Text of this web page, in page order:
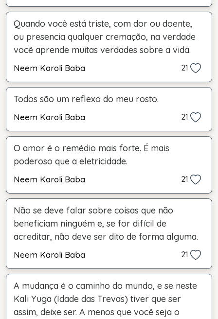
Quando você está triste, com dor ou doente,
ou presencia qualquer cremação, na verdade
você aprende muitas verdades sobre a vida.
Neem Karoli Baba 21
Todos são um reflexo do meu rosto.
Neem Karoli Baba 21
O amor é o remédio mais forte. É mais
poderoso que a eletricidade.
Neem Karoli Baba 21
Não se deve falar sobre coisas que não
beneficiam ninguém e, se for difícil de
acreditar, não deve ser dito de forma alguma.
Neem Karoli Baba 21
A mudança é o caminho do mundo, e se neste
Kali Yuga (Idade das Trevas) tiver que ser
assim, deixe ser. A menos que você seja o